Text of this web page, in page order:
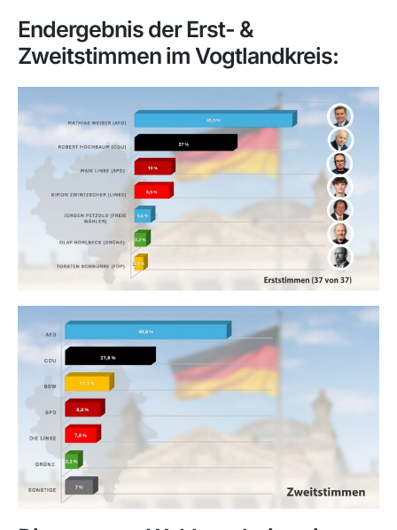
Endergebnis der Erst- &
Zweitstimmen im Vogtlandkreis: